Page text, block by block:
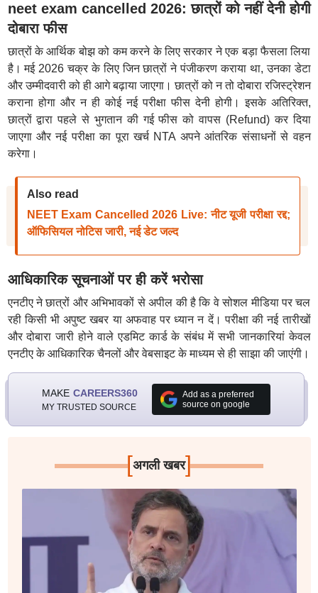
neet exam cancelled 2026: छात्रों को नहीं देनी होगी
दोबारा फीस
छात्रों के आर्थिक बोझ को कम करने के लिए सरकार ने एक बड़ा फैसला लिया
है। मई 2026 चक्र के लिए जिन छात्रों ने पंजीकरण कराया था, उनका डेटा
और उम्मीदवारी को ही आगे बढ़ाया जाएगा। छात्रों को न तो दोबारा रजिस्ट्रेशन
कराना होगा और न ही कोई नई परीक्षा फीस देनी होगी। इसके अतिरिक्त,
छात्रों द्वारा पहले से भुगतान की गई फीस को वापस (Refund) कर दिया
जाएगा और नई परीक्षा का पूरा खर्च NTA अपने आंतरिक संसाधनों से वहन
करेगा।
Also read
NEET Exam Cancelled 2026 Live: नीट यूजी परीक्षा रद्द;
ऑफिसियल नोटिस जारी, नई डेट जल्द
आधिकारिक सूचनाओं पर ही करें भरोसा
एनटीए ने छात्रों और अभिभावकों से अपील की है कि वे सोशल मीडिया पर चल
रही किसी भी अपुष्ट खबर या अफवाह पर ध्यान न दें। परीक्षा की नई तारीखों
और दोबारा जारी होने वाले एडमिट कार्ड के संबंध में सभी जानकारियां केवल
एनटीए के आधिकारिक चैनलों और वेबसाइट के माध्यम से ही साझा की जाएंगी।
MAKE CAREERS360
MY TRUSTED SOURCE
Add as a preferred
source on google
[अगली खबर]